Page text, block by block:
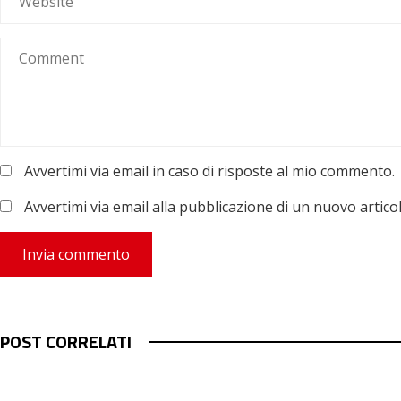
Avvertimi via email in caso di risposte al mio commento.
Avvertimi via email alla pubblicazione di un nuovo
POST CORRELATI